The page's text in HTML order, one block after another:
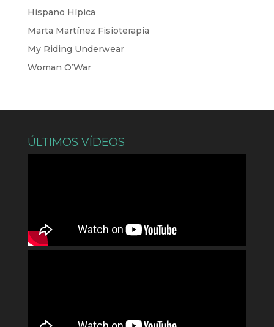
Hispano Hípica
Marta Martínez Fisioterapia
My Riding Underwear
Woman O’War
ÚLTIMOS VÍDEOS